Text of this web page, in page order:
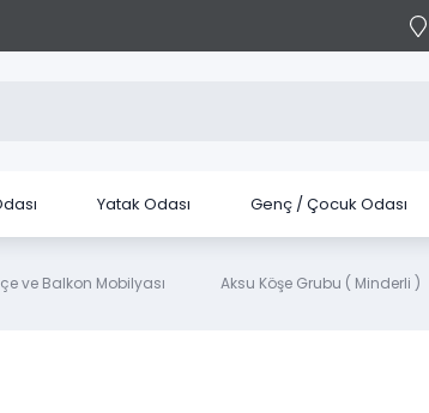
Yatak Odası Genç / Çocuk Odası
ve Balkon Mobilyası Aksu Köşe Grubu ( Minderli )